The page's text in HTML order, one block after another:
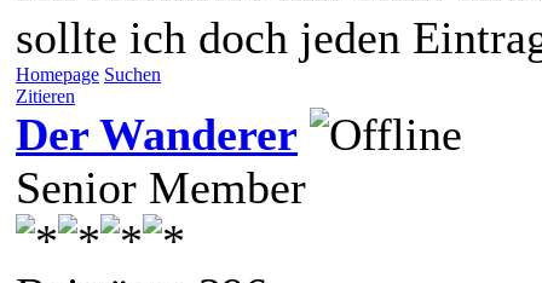
sollte ich doch jeden
Homepage Suchen
Zitieren
Der Wanderer
Senior Member